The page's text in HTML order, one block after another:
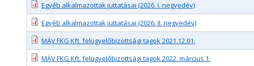
Egyéb alkalmazottak juttatásai (2026. I. negyedév)
Egyéb alkalmazottak juttatásai (2026. II. negyedév)
MÁV FKG Kft. felügyelőbizottsági tagok 2021.12.01.
MÁV FKG Kft. felügyelőbizottsági tagok 2022. március 1.